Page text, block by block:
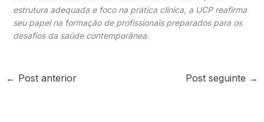
estrutura adequada e foco na prática clínica, a UCP reafirma
seu papel na formação de profissionais preparados para os
desafios da saúde contemporânea.
← Post anterior Post seguinte →